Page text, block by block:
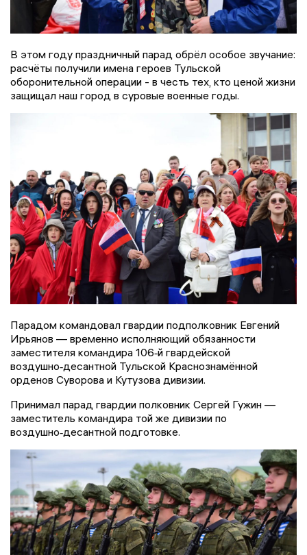
В этом году праздничный парад обрёл особое звучание:
расчёты получили имена героев Тульской
оборонительной операции - в честь тех, кто ценой жизни
защищал наш город в суровые военные годы.
Парадом командовал гвардии подполковник Евгений
Ирьянов — временно исполняющий обязанности
заместителя командира 106‑й гвардейской
воздушно‑десантной Тульской Краснознамённой
орденов Суворова и Кутузова дивизии.
Принимал парад гвардии полковник Сергей Гужин —
заместитель командира той же дивизии по
воздушно‑десантной подготовке.